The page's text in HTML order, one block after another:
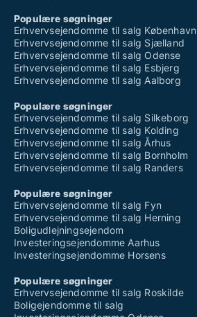
Populære søgninger
Erhvervsejendomme til salg København
Erhvervsejendomme til salg Sjælland
Erhvervsejendomme til salg Odense
Erhvervsejendomme til salg Esbjerg
Erhvervsejendomme til salg Aalborg
Populære søgninger
Erhvervsejendomme til salg Silkeborg
Erhvervsejendomme til salg Kolding
Erhvervsejendomme til salg Århus
Erhvervsejendomme til salg Bornholm
Erhvervsejendomme til salg Randers
Populære søgninger
Erhvervsejendomme til salg Fyn
Erhvervsejendomme til salg Herning
Boligudlejningsejendom
Investeringsejendomme Aarhus
Investeringsejendomme Horsens
Populære søgninger
Erhvervsejendomme til salg Roskilde
Boligejendomme til salg